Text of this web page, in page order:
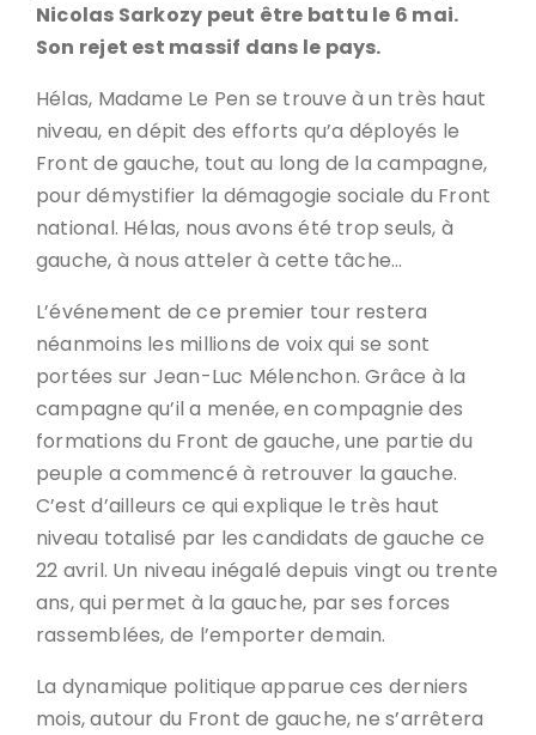
Nicolas Sarkozy peut être battu le 6 mai.
Son rejet est massif dans le pays.
Hélas, Madame Le Pen se trouve à un très haut
niveau, en dépit des efforts qu’a déployés le
Front de gauche, tout au long de la campagne,
pour démystifier la démagogie sociale du Front
national. Hélas, nous avons été trop seuls, à
gauche, à nous atteler à cette tâche…
L’événement de ce premier tour restera
néanmoins les millions de voix qui se sont
portées sur Jean-Luc Mélenchon. Grâce à la
campagne qu’il a menée, en compagnie des
formations du Front de gauche, une partie du
peuple a commencé à retrouver la gauche.
C’est d’ailleurs ce qui explique le très haut
niveau totalisé par les candidats de gauche ce
22 avril. Un niveau inégalé depuis vingt ou trente
ans, qui permet à la gauche, par ses forces
rassemblées, de l’emporter demain.
La dynamique politique apparue ces derniers
mois, autour du Front de gauche, ne s’arrêtera